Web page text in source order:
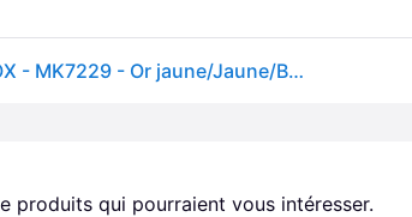
MONTRE MICHAEL KORS LENNOX - MK7229 - Or jaune/Jaune/Brillant
produits qui pourraient vous intéresser.